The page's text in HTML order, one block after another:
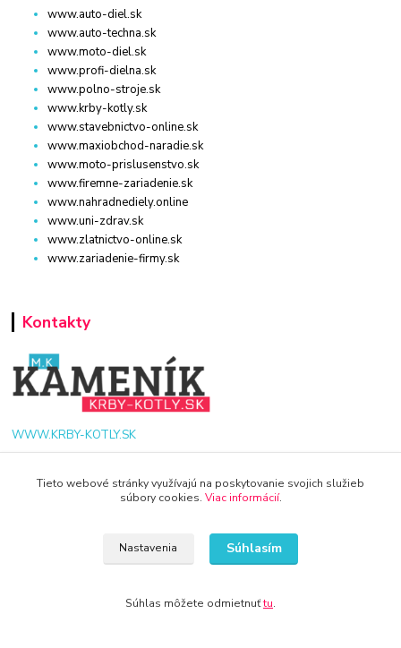
www.auto-diel.sk
www.auto-techna.sk
www.moto-diel.sk
www.profi-dielna.sk
www.polno-stroje.sk
www.krby-kotly.sk
www.stavebnictvo-online.sk
www.maxiobchod-naradie.sk
www.moto-prislusenstvo.sk
www.firemne-zariadenie.sk
www.nahradnediely.online
www.uni-zdrav.sk
www.zlatnictvo-online.sk
www.zariadenie-firmy.sk
Kontakty
WWW.KRBY-KOTLY.SK
Tieto webové stránky využívajú na poskytovanie svojich služieb
súbory cookies. Viac informácií.
Nastavenia Súhlasím
Súhlas môžete odmietnuťtu.